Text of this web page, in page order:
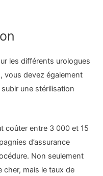
les différents urologues
vous devez également
une stérilisation
coûter entre 3 000 et 15
d’assurance
Non seulement
cher, mais le taux de